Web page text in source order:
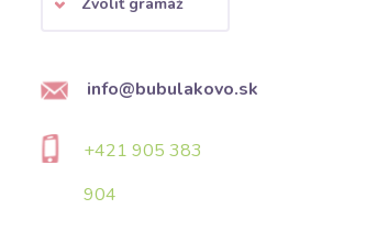
info@bubulakovo.sk
+421 905 383
904